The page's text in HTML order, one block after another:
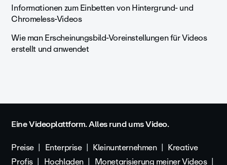
Informationen zum Einbetten von Hintergrund- und
Chromeless-Videos
Wie man Erscheinungsbild-Voreinstellungen für Videos
erstellt und anwendet
Eine Videoplattform. Alles rund ums Video.
Preise
Enterprise Kleinunternehmen
Kreative
Profis
Hochladen Monetarisierung meiner Videos